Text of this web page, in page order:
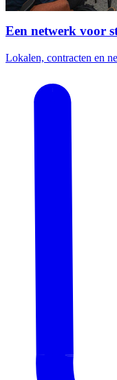
Een netwerk voor
Lokalen, contracten en